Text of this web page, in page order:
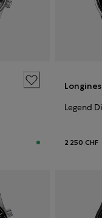
Longines
Legend
2 250 CHF